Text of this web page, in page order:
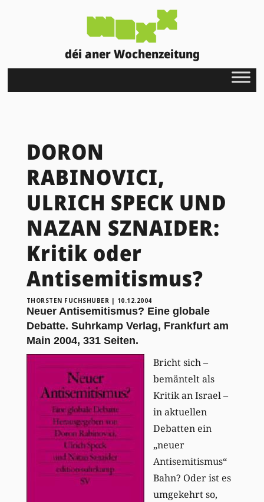
déi aner Wochenzeitung
DORON
RABINOVICI,
ULRICH SPECK UND
NAZAN SZNAIDER:
Kritik oder
Antisemitismus?
THORSTEN FUCHSHUBER | 10.12.2004
Neuer Antisemitismus? Eine globale
Debatte. Suhrkamp Verlag, Frankfurt am
Main 2004, 331 Seiten.
Bricht sich –
bemäntelt als
Kritik an Israel –
in aktuellen
Debatten ein
„neuer
Antisemitismus“
Bahn? Oder ist es
umgekehrt so,